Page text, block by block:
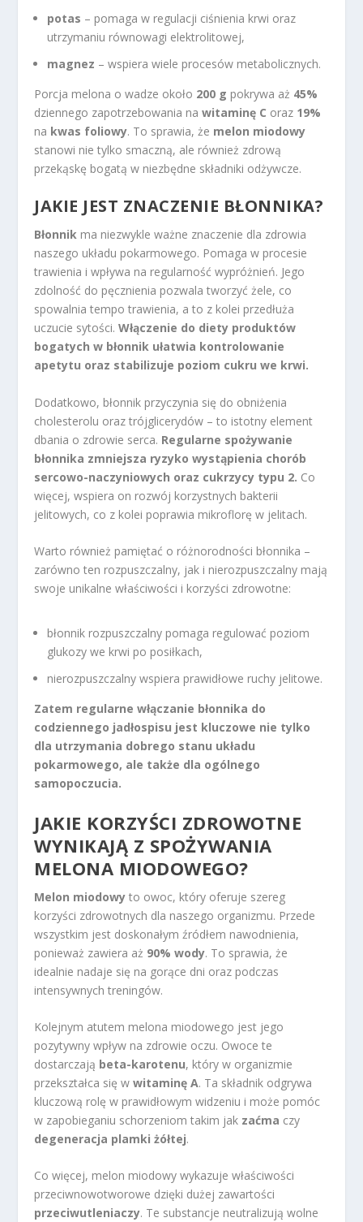
potas – pomaga w regulacji ciśnienia krwi oraz
utrzymaniu równowagi elektrolitowej,
magnez – wspiera wiele procesów metabolicznych.
Porcja melona o wadze około 200 g pokrywa aż 45%
dziennego zapotrzebowania nawitaminę C oraz 19%
na kwas foliowy. To sprawia, że melon miodowy
stanowi nie tylko smaczną, ale również zdrową
przekąskę bogatą w niezbędne składniki odżywcze.
JAKIE JEST ZNACZENIE BŁONNIKA?
Błonnik ma niezwykle ważne znaczenie dla zdrowia
naszego układu pokarmowego. Pomaga w procesie
trawienia i wpływa na regularność wypróżnień. Jego
zdolność do pęcznienia pozwala tworzyć żele, co
spowalnia tempo trawienia, a to z kolei przedłuża
uczucie sytości.Włączenie do diety produktów
bogatych w błonnik ułatwia kontrolowanie
apetytu oraz stabilizuje poziom cukru we krwi.
Dodatkowo, błonnik przyczynia się do obniżenia
cholesterolu oraz trójglicerydów – to istotny element
dbania o zdrowie serca. Regularne spożywanie
błonnika zmniejsza ryzyko wystąpienia chorób
sercowo-naczyniowych oraz cukrzycy typu 2. Co
więcej, wspiera on rozwój korzystnych bakterii
jelitowych, co z kolei poprawia mikroflorę w jelitach.
Warto również pamiętać o różnorodności błonnika –
zarówno ten rozpuszczalny, jak i nierozpuszczalny mają
swoje unikalne właściwości i korzyści zdrowotne:
błonnik rozpuszczalny pomaga regulować poziom
glukozy we krwi po posiłkach,
nierozpuszczalny wspiera prawidłowe ruchy jelitowe.
Zatem regularne włączanie błonnika do
codziennego jadłospisu jest kluczowe nie tylko
dla utrzymania dobrego stanu układu
pokarmowego, ale także dla ogólnego
samopoczucia.
JAKIE KORZYŚCI ZDROWOTNE
WYNIKAJĄ Z SPOŻYWANIA
MELONA MIODOWEGO?
Melon miodowy to owoc, który oferuje szereg
korzyści zdrowotnych dla naszego organizmu. Przede
wszystkim jest doskonałym źródłem nawodnienia,
ponieważ zawiera aż 90% wody. To sprawia, że
idealnie nadaje się na gorące dni oraz podczas
intensywnych treningów.
Kolejnym atutem melona miodowego jest jego
pozytywny wpływ na zdrowie oczu. Owoce te
dostarczają beta-karotenu, który w organizmie
przekształca się wwitaminę A. Ta składnik odgrywa
kluczową rolę w prawidłowym widzeniu i może pomóc
w zapobieganiu schorzeniom takim jak zaćma czy
degeneracja plamki żółtej.
Co więcej, melon miodowy wykazuje właściwości
przeciwnowotworowe dzięki dużej zawartości
przeciwutleniaczy. Te substancje neutralizują wolne